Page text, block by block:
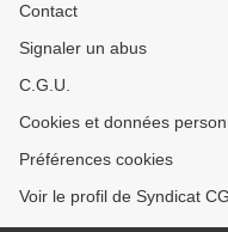
Contact
Signaler un abus
C.G.U.
Cookies et données
Préférences cookies
Voir le profil de Syndicat